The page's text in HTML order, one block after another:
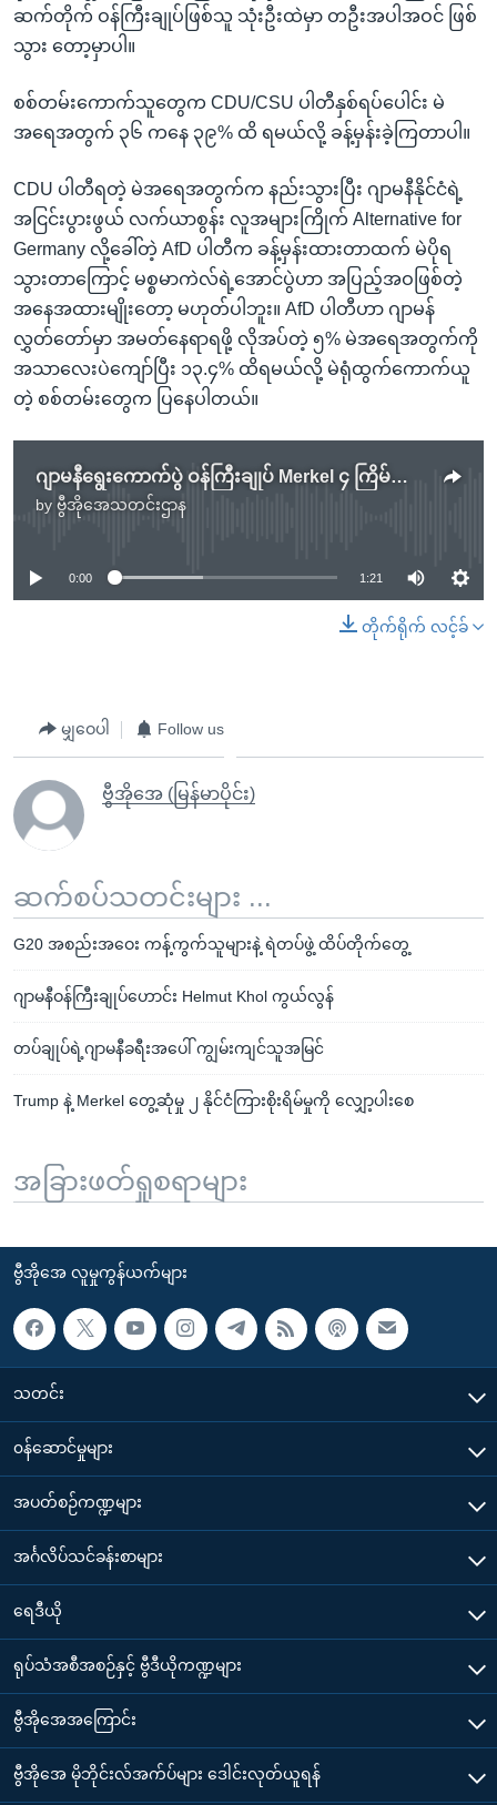
ဆက်တိုက် ဝန်ကြီးချုပ်ဖြစ်သူ သုံးဦးထဲမှာ တဦးအပါအဝင် ဖြစ်
သွား တော့မှာပါ။
စစ်တမ်းကောက်သူတွေက CDU/CSU ပါတီနှစ်ရပ်ပေါင်း မဲ
အရေအတွက် ၃၆ ကနေ ၃၉% ထိ ရမယ်လို့ ခန့်မှန်းခဲ့ကြတာပါ။
CDU ပါတီရတဲ့ မဲအရေအတွက်က နည်းသွားပြီး ဂျာမနီနိုင်ငံရဲ့
အငြင်းပွားဖွယ် လက်ယာစွန်း လူအများကြိုက် Alternative for
Germany လို့ခေါ်တဲ့ AfD ပါတီက ခန့်မှန်းထားတာထက် မဲပိုရ
သွားတာကြောင့် မစ္စမာကဲလ်ရဲ့အောင်ပွဲဟာ အပြည့်အဝဖြစ်တဲ့
အနေအထားမျိုးတော့ မဟုတ်ပါဘူး။ AfD ပါတီဟာ ဂျာမန်
လွှတ်တော်မှာ အမတ်နေရာရဖို့ လိုအပ်တဲ့ ၅% မဲအရေအတွက်ကို
အသာလေးပဲကျော်ပြီး ၁၃.၄% ထိရမယ်လို့ မဲရုံထွက်ကောက်ယူ
တဲ့ စစ်တမ်းတွေက ပြနေပါတယ်။
ဂျာမနီရွေးကောက်ပွဲ ဝန်ကြီးချုပ် Merkel ၄ ကြိမ်မြောက် အနိုင်ရ
by ဗွီအိုအေသတင်းဌာန
No media source currently available
0:00 1:21
တိုက်ရိုက် လင့်ခ်
မျှဝေပါ Follow us
ဗွီအိုအေ (မြန်မာပိုင်း)
ဆက်စပ်သတင်းများ ...
G20 အစည်းအဝေး ကန့်ကွက်သူများနဲ့ ရဲတပ်ဖွဲ့ ထိပ်တိုက်တွေ့
ဂျာမနီဝန်ကြီးချုပ်ဟောင်း Helmut Khol ကွယ်လွန်
တပ်ချုပ်ရဲ့ဂျာမနီခရီးအပေါ် ကျွမ်းကျင်သူအမြင်
Trump နဲ့ Merkel တွေ့ဆုံမှု ၂ နိုင်ငံကြားစိုးရိမ်မှုကို လျှော့ပါးစေ
အခြားဖတ်ရှုစရာများ
ဗွီအိုအေ လူမှုကွန်ယက်များ
သတင်း
၀န်ဆောင်မှုများ
အပတ်စဉ်ကဏ္ဍများ
အင်္ဂလိပ်သင်ခန်းစာများ
ရေဒီယို
ရုပ်သံအစီအစဉ်နှင့် ဗွီဒီယိုကဏ္ဍများ
ဗွီအိုအေအကြောင်း
ဗွီအိုအေ မိုဘိုင်းလ်အက်ပ်များ ဒေါင်းလုတ်ယူရန်